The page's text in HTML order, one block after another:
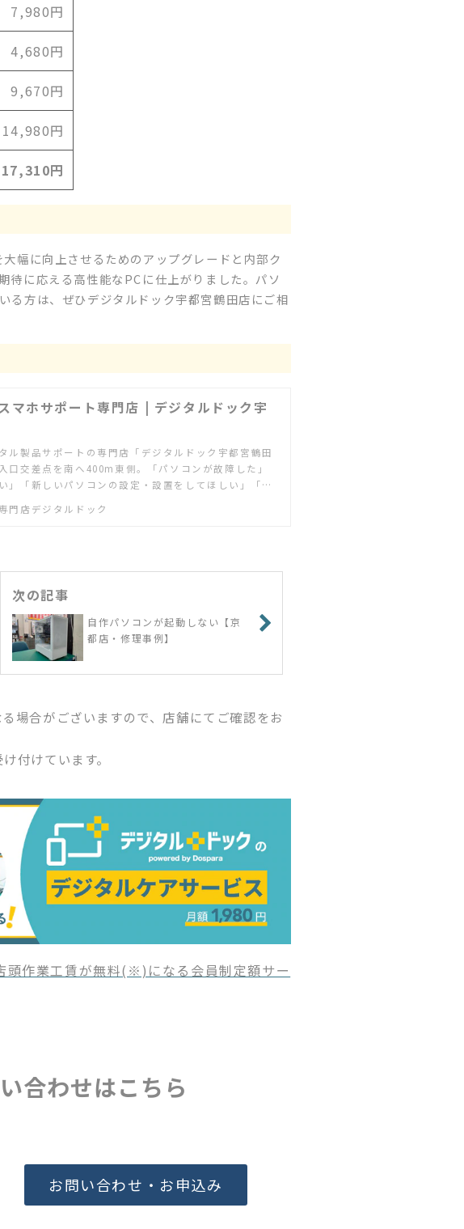
7,980円
4,680円
9,670円
14,980円
円
幅に向上させるためのアップグレードと内部ク
待に応える高性能なPCに仕上がりました。パソ
る方は、ぜひデジタルドック宇都宮鶴田店にご相
マホサポート専門店 | デジタルドック宇
ル製品サポートの専門店「デジタルドック宇都宮鶴田
口交差点を南へ400m東側。「パソコンが故障した」
」「新しいパソコンの設定・設置をしてほしい」「ネ
門店デジタルドック
次の記事
自作パソコンが起動しない【京
都店・修理事例】
場合がございますので、店舗にてご確認をお
付けています。
頭作業工賃が無料(※)になる会員制定額サー
合わせはこちら
お問い合わせ・お申込み